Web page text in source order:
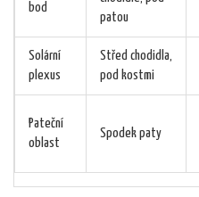
bod
patou
Solární
plexus
Střed chodidla,
pod kostmi
Pateční
oblast
Spodek paty